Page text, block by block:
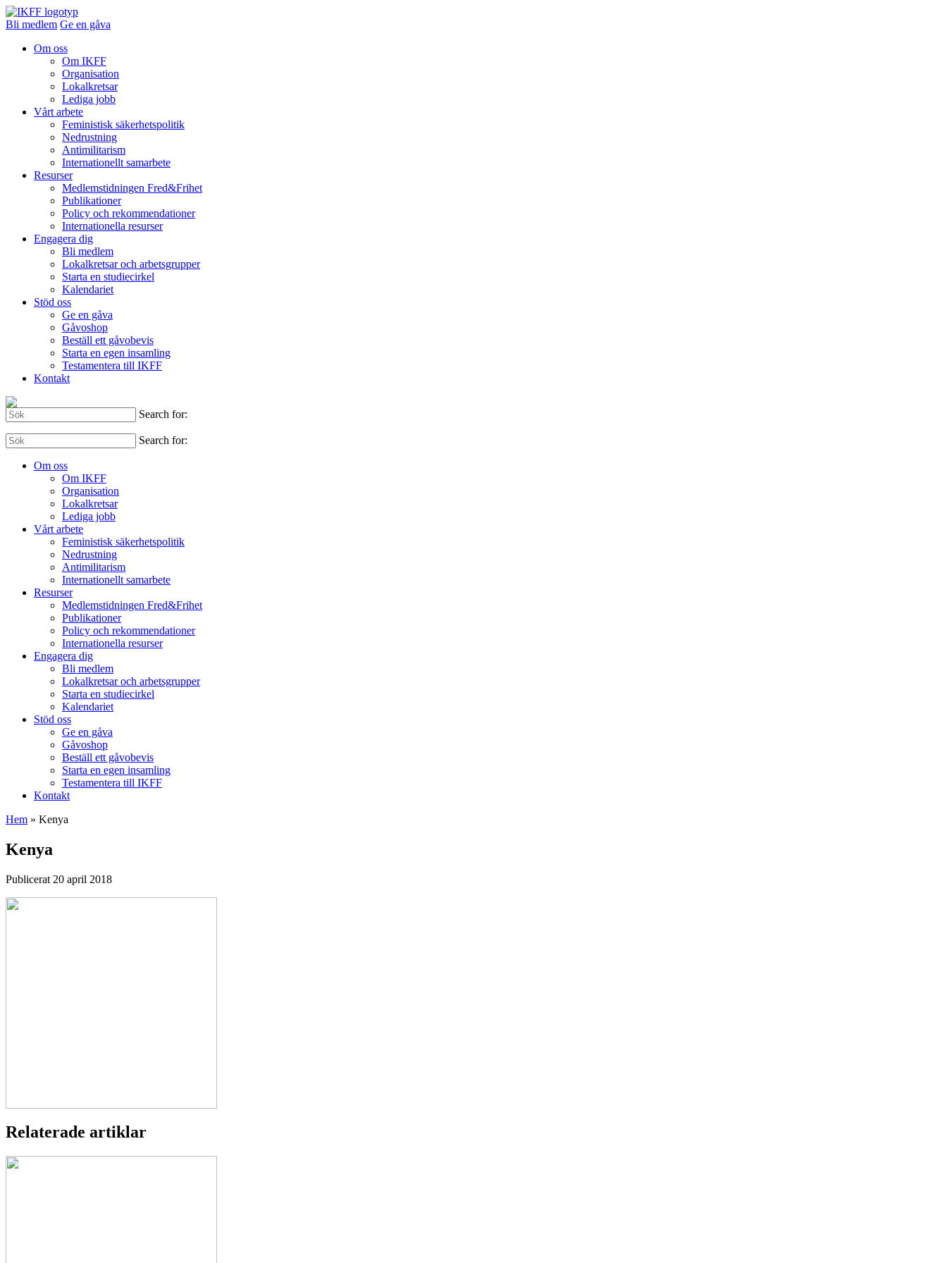
Bli medlem Ge en gåva
Om oss
Om IKFF
Organisation
Lokalkretsar
Lediga jobb
Vårt arbete
Feministisk säkerhetspolitik
Nedrustning
Antimilitarism
Internationellt samarbete
Resurser
Medlemstidningen Fred&Frihet
Publikationer
Policy och rekommendationer
Internationella resurser
Engagera dig
Bli medlem
Lokalkretsar och arbetsgrupper
Starta en studiecirkel
Kalendariet
Stöd oss
Ge en gåva
Gåvoshop
Beställ ett gåvobevis
Starta en egen insamling
Testamentera till IKFF
Kontakt
Search for:
Search for:
Om oss
Om IKFF
Organisation
Lokalkretsar
Lediga jobb
Vårt arbete
Feministisk säkerhetspolitik
Nedrustning
Antimilitarism
Internationellt samarbete
Resurser
Medlemstidningen Fred&Frihet
Publikationer
Policy och rekommendationer
Internationella resurser
Engagera dig
Bli medlem
Lokalkretsar och arbetsgrupper
Starta en studiecirkel
Kalendariet
Stöd oss
Ge en gåva
Gåvoshop
Beställ ett gåvobevis
Starta en egen insamling
Testamentera till IKFF
Kontakt
Hem » Kenya
Kenya
Publicerat 20 april 2018
Relaterade artiklar